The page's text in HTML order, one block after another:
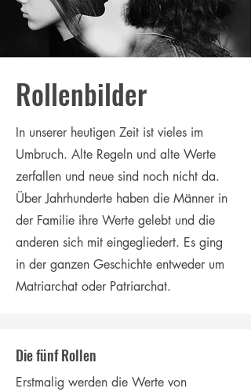
Rollenbilder
In unserer heutigen Zeit ist vieles im
Umbruch. Alte Regeln und alte Werte
zerfallen und neue sind noch nicht da.
Über Jahrhunderte haben die Männer in
der Familie ihre Werte gelebt und die
anderen sich mit eingegliedert. Es ging
in der ganzen Geschichte entweder um
Matriarchat oder Patriarchat.
Die fünf Rollen
Erstmalig werden die Werte von